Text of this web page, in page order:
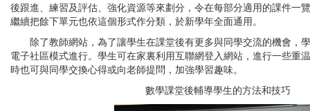
後跟進、練習及評估、強化資源等來劃分，令在每部分適用的課件一
繼續把餘下單元也依這個形式作分類，於新學年全面通用。
除了教師網站，為了讓學生在課堂後有更多與同學交流的機會，
電子社區模式進行。學生可在家裏利用互聯網登入網站，進行一些重
時也可與同學交換心得或向老師提問，加強學習趣味。
數學課堂後輔導學生的方法和技巧